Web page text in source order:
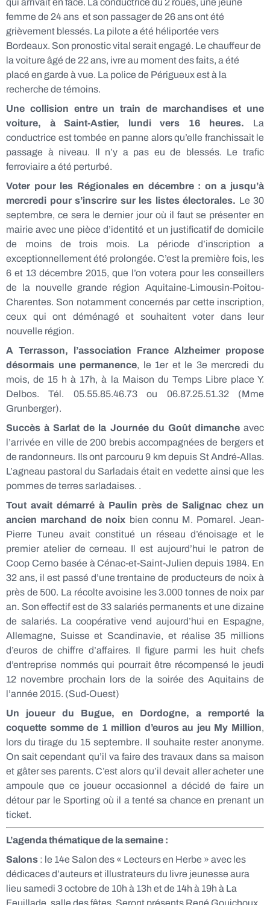
qui arrivait en face. La conductrice du 2 roues, une jeune
femme de 24 ans et son passager de 26 ans ont été
grièvement blessés. La pilote a été héliportée vers
Bordeaux. Son pronostic vital serait engagé. Le chauffeur de
la voiture âgé de 22 ans, ivre au moment des faits, a été
placé en garde à vue. La police de Périgueux est à la
recherche de témoins.
Une collision entre un train de marchandises et une
voiture, à Saint-Astier, lundi vers 16 heures. La
conductrice est tombée en panne alors qu’elle franchissait le
passage à niveau. Il n’y a pas eu de blessés. Le trafic
ferroviaire a été perturbé.
Voter pour les Régionales en décembre : on a jusqu’à
mercredi pour s’inscrire sur les listes électorales. Le 30
septembre, ce sera le dernier jour où il faut se présenter en
mairie avec une pièce d’identité et un justificatif de domicile
de moins de trois mois. La période d’inscription a
exceptionnellement été prolongée. C’est la première fois, les
6 et 13 décembre 2015, que l’on votera pour les conseillers
de la nouvelle grande région Aquitaine-Limousin-Poitou-
Charentes. Son notamment concernés par cette inscription,
ceux qui ont déménagé et souhaitent voter dans leur
nouvelle région.
A Terrasson, l’association France Alzheimer propose
désormais une permanence, le 1er et le 3e mercredi du
mois, de 15 h à 17h, à la Maison du Temps Libre place Y.
Delbos. Tél. 05.55.85.46.73 ou 06.87.25.51.32 (Mme
Grunberger).
Succès à Sarlat de la Journée du Goût dimancheavec
l’arrivée en ville de 200 brebis accompagnées de bergers et
de randonneurs. Ils ont parcouru 9 km depuis St André-Allas.
L’agneau pastoral du Sarladais était en vedette ainsi que les
pommes de terres sarladaises. .
Tout avait démarré à Paulin près de Salignac chez un
ancien marchand de noix bien connu M. Pomarel. Jean-
Pierre Tuneu avait constitué un réseau d’énoisage et le
premier atelier de cerneau. Il est aujourd’hui le patron de
Coop Cerno basée à Cénac-et-Saint-Julien depuis 1984. En
32 ans, il est passé d’une trentaine de producteurs de noix à
près de 500. La récolte avoisine les 3.000 tonnes de noix par
an. Son effectif est de 33 salariés permanents et une dizaine
de salariés. La coopérative vend aujourd’hui en Espagne,
Allemagne, Suisse et Scandinavie, et réalise 35 millions
d’euros de chiffre d’affaires. Il figure parmi les huit chefs
d’entreprise nommés qui pourrait être récompensé le jeudi
12 novembre prochain lors de la soirée des Aquitains de
l’année 2015. (Sud-Ouest)
Un joueur du Bugue, en Dordogne, a remporté la
coquette somme de 1 million d’euros au jeu My Million,
lors du tirage du 15 septembre. Il souhaite rester anonyme.
On sait cependant qu’il va faire des travaux dans sa maison
et gâter ses parents. C’est alors qu’il devait aller acheter une
ampoule que ce joueur occasionnel a décidé de faire un
détour par le Sporting où il a tenté sa chance en prenant un
ticket.
L’agenda thématique de la semaine :
Salons : le 14e Salon des « Lecteurs en Herbe » avec les
dédicaces d’auteurs et illustrateurs du livre jeunesse aura
lieu samedi 3 octobre de 10h à 13h et de 14h à 19h à La
Feuillade, salle des fêtes. Seront présents René Gouichoux,